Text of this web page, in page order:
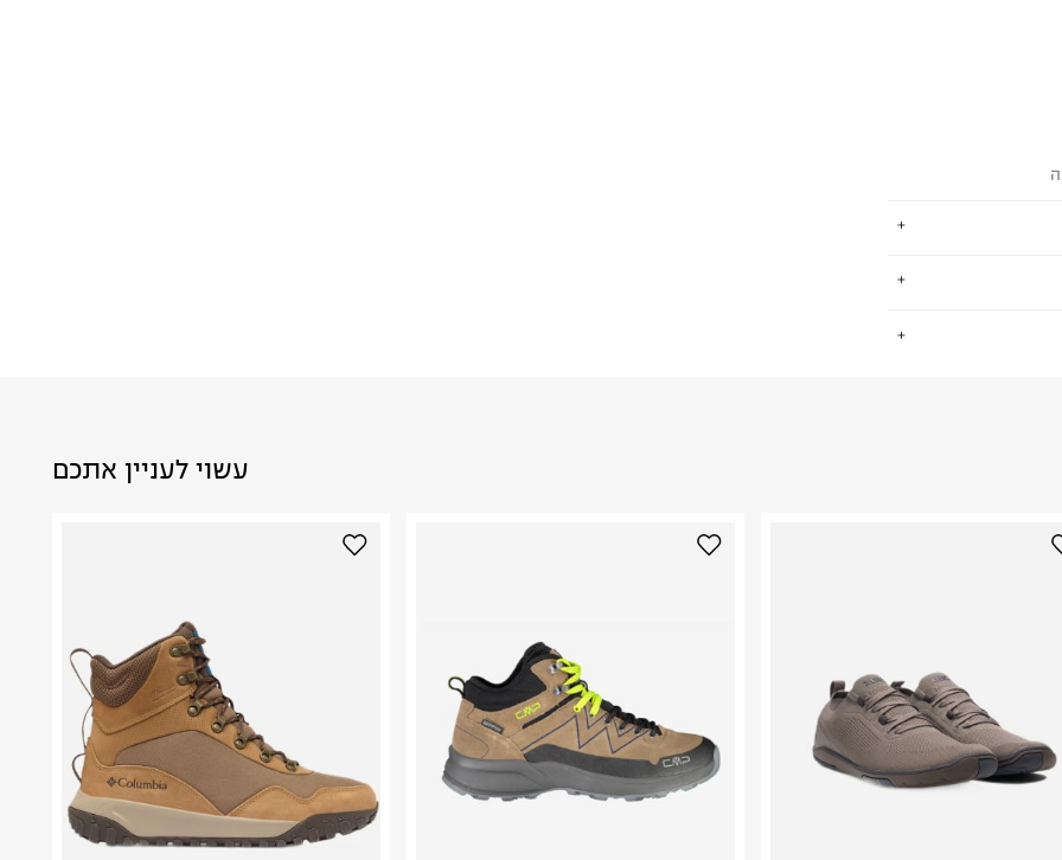
על גבי החבילה
בלבד. לא ניתן
עשוי לעניין אתכם